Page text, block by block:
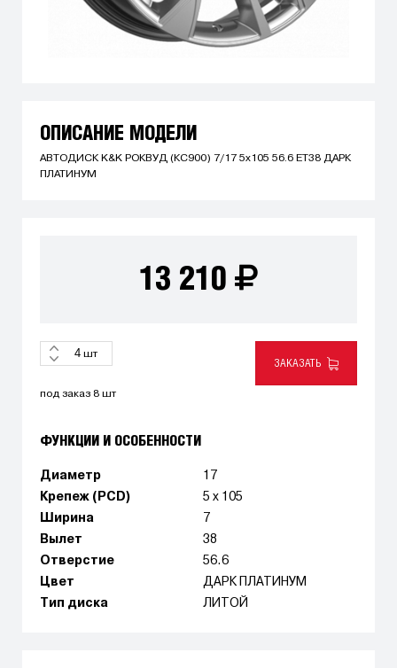
ОПИСАНИЕ МОДЕЛИ
АВТОДИСК K&K РОКВУД (КС900) 7/17 5x105 56.6 ET38 ДАРК
ПЛАТИНУМ
13 210
шт
ЗАКАЗАТЬ
под заказ 8 шт
ФУНКЦИИ И ОСОБЕННОСТИ
Диаметр
17
Крепеж (PCD)
5 x 105
Ширина
7
Вылет
38
Отверстие
56.6
Цвет
ДАРК ПЛАТИНУМ
Тип диска
ЛИТОЙ